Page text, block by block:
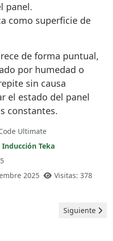
panel.
como superficie de
de forma puntual,
por humedad o
sin causa
el estado del panel
constantes.
Ultimate
Inducción Teka
2025
Visitas: 378
Inducción - Error ER21
Artículo
Siguiente